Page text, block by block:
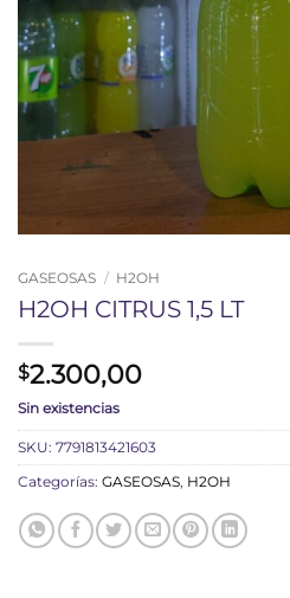
GASEOSAS / H2OH
H2OH CITRUS 1,5 LT
$2.300,00
Sin existencias
SKU: 7791813421603
Categorías: GASEOSAS, H2OH